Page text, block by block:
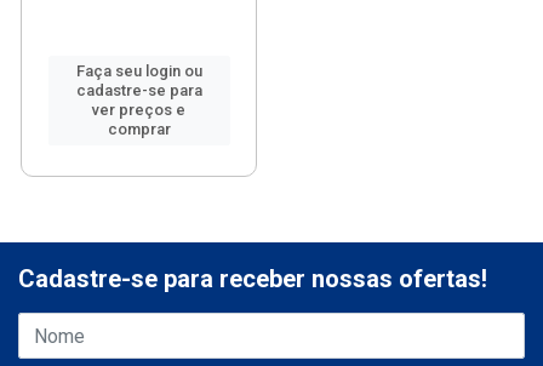
Faça seu login ou
cadastre-se para
ver preços e
comprar
Cadastre-se para receber nossas ofertas!